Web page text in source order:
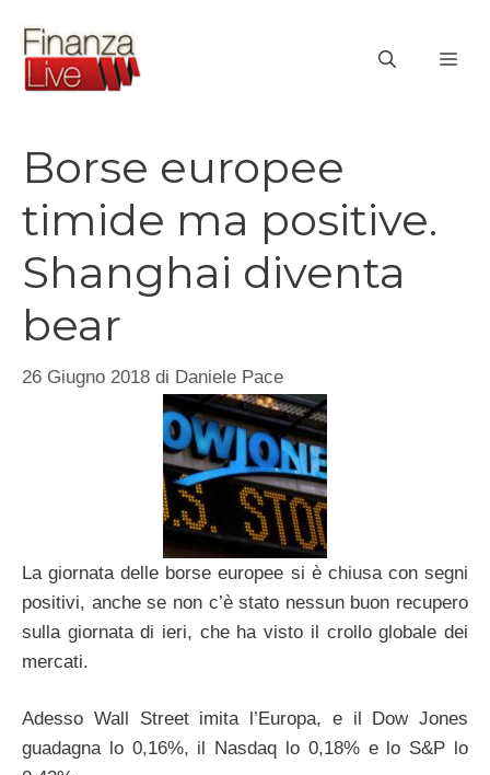
contenuto
Borse europee
timide ma positive.
Shanghai diventa
bear
26 Giugno 2018 di Daniele Pace
La giornata delle borse europee si è chiusa con segni
positivi, anche se non c’è stato nessun buon recupero
sulla giornata di ieri, che ha visto il crollo globale dei
mercati.
Adesso Wall Street imita l’Europa, e il Dow Jones
guadagna lo 0,16%, il Nasdaq lo 0,18% e lo S&P lo